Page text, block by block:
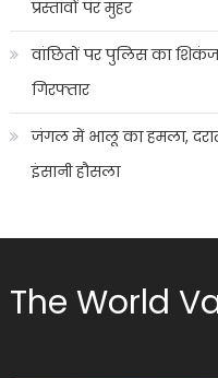
प्रस्तावों पर मुहर
वांछितों पर पुलिस का
गिरफ्तार
जंगल में भालू का हमला,
इंसानी हौसला
The World